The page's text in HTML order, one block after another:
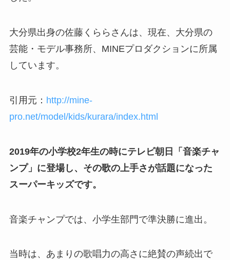
大分県出身の佐藤くららさんは、現在、大分県の
芸能・モデル事務所、MINEプロダクションに所属
しています。
引用元： http://mine-
pro.net/model/kids/kurara/index.html
2019年の小学校2年生の時にテレビ朝日「音楽チャ
ンプ」に登場し、その歌の上手さが話題になった
スーパーキッズです。
音楽チャンプでは、小学生部門で準決勝に進出。
当時は、あまりの歌唱力の高さに絶賛の声続出で